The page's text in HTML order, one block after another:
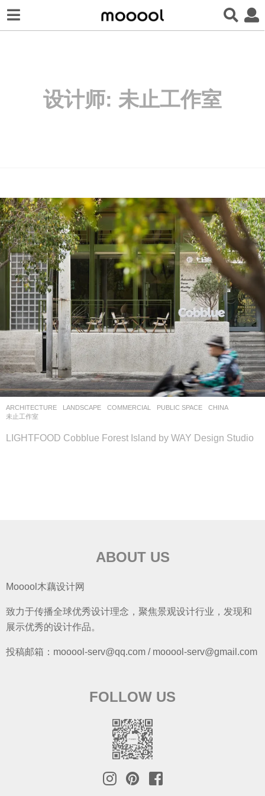
设计师: 未止工作室
ARCHITECTURE LANDSCAPE COMMERCIAL ,PUBLIC SPACE
CHINA
未止工作室
LIGHTFOOD Cobblue Forest Island by WAY Design Studio
ABOUT US
Mooool木藕设计网
致力于传播全球优秀设计理念，聚焦景观设计行业，发现和
展示优秀的设计作品。
投稿邮箱：mooool-serv@qq.com / mooool-serv@gmail.com
FOLLOW US